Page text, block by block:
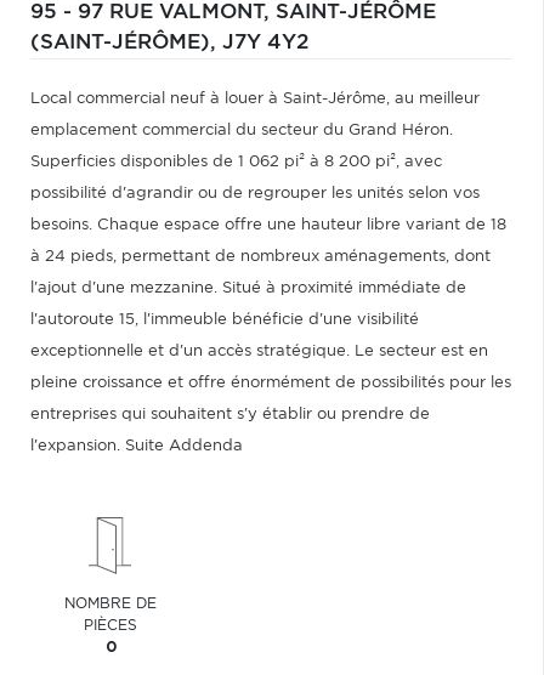
95 - 97 RUE VALMONT, SAINT-JÉRÔME
(SAINT-JÉRÔME), J7Y 4Y2
Local commercial neuf à louer à Saint-Jérôme, au meilleur
emplacement commercial du secteur du Grand Héron.
Superficies disponibles de 1 062 pi² à 8 200 pi², avec
possibilité d'agrandir ou de regrouper les unités selon vos
besoins. Chaque espace offre une hauteur libre variant de 18
à 24 pieds, permettant de nombreux aménagements, dont
l'ajout d'une mezzanine. Situé à proximité immédiate de
l'autoroute 15, l'immeuble bénéficie d'une visibilité
exceptionnelle et d'un accès stratégique. Le secteur est en
pleine croissance et offre énormément de possibilités pour les
entreprises qui souhaitent s'y établir ou prendre de
l'expansion. Suite Addenda
NOMBRE DE
PIÈCES
0